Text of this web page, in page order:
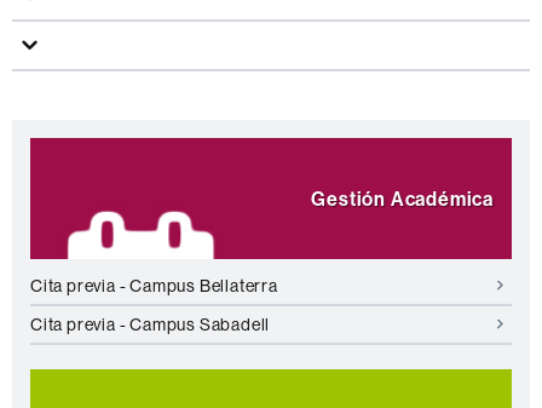
Información
Destacamos
Gestión Académica
Cita previa - Campus Bellaterra
Cita previa - Campus Sabadell